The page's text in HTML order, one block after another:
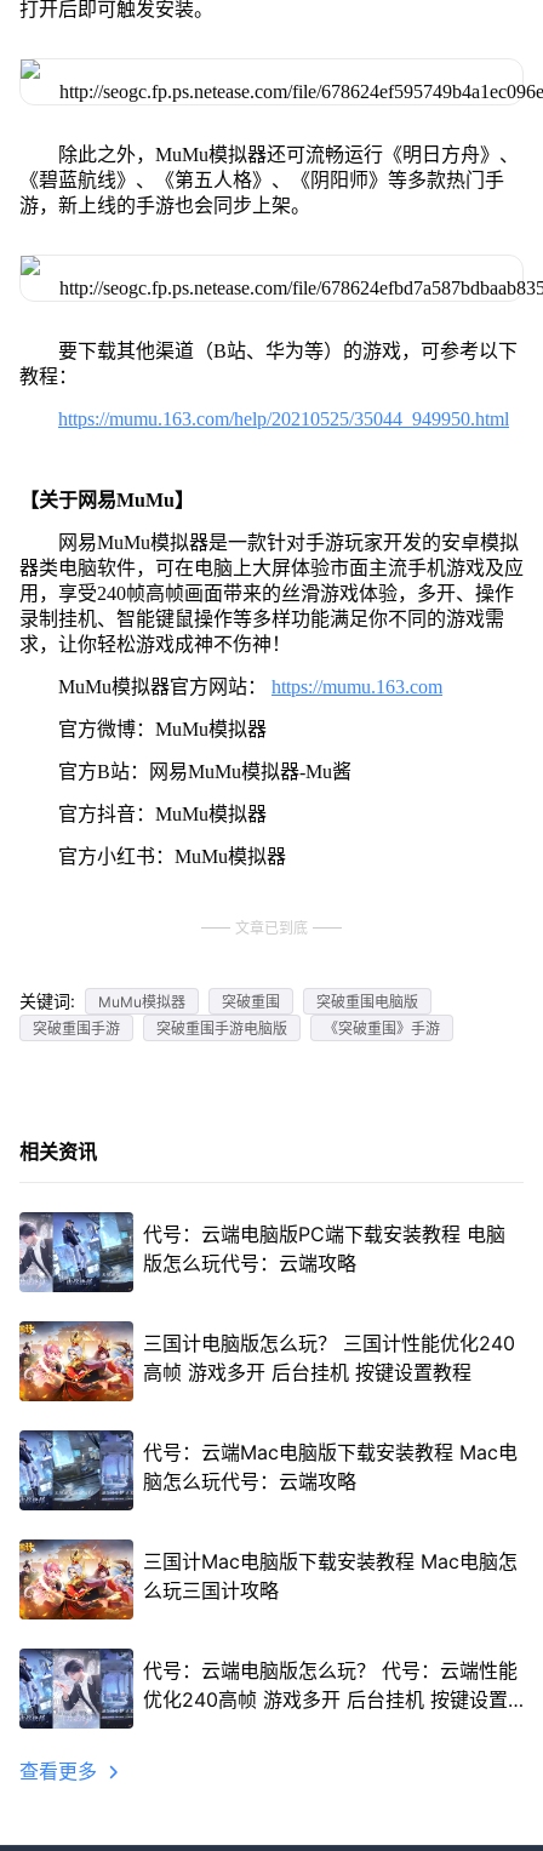
打开后即可触发安装。
除此之外，MuMu模拟器还可流畅运行《明日方舟》、
《碧蓝航线》、《第五人格》、《阴阳师》等多款热门手
游，新上线的手游也会同步上架。
要下载其他渠道（B站、华为等）的游戏，可参考以下
教程：
https://mumu.163.com/help/20210525/35044_949950.html
【关于网易MuMu】
网易MuMu模拟器是一款针对手游玩家开发的安卓模拟
器类电脑软件，可在电脑上大屏体验市面主流手机游戏及应
用，享受240帧高帧画面带来的丝滑游戏体验，多开、操作
录制挂机、智能键鼠操作等多样功能满足你不同的游戏需
求，让你轻松游戏成神不伤神！
MuMu模拟器官方网站： https://mumu.163.com
官方微博：MuMu模拟器
官方B站：网易MuMu模拟器-Mu酱
官方抖音：MuMu模拟器
官方小红书：MuMu模拟器
文章已到底
关键词: MuMu模拟器 突破重围
突破重围电脑版
突破重围手游
突破重围手游电脑版 《突破重围》手游
相关资讯
代号：云端电脑版PC端下载安装教程 电脑
版怎么玩代号：云端攻略
三国计电脑版怎么玩？ 三国计性能优化240
高帧 游戏多开 后台挂机 按键设置教程
代号：云端Mac电脑版下载安装教程 Mac电
脑怎么玩代号：云端攻略
三国计Mac电脑版下载安装教程 Mac电脑怎
么玩三国计攻略
代号：云端电脑版怎么玩？ 代号：云端性能
优化240高帧 游戏多开 后台挂机 按键设置
查看更多